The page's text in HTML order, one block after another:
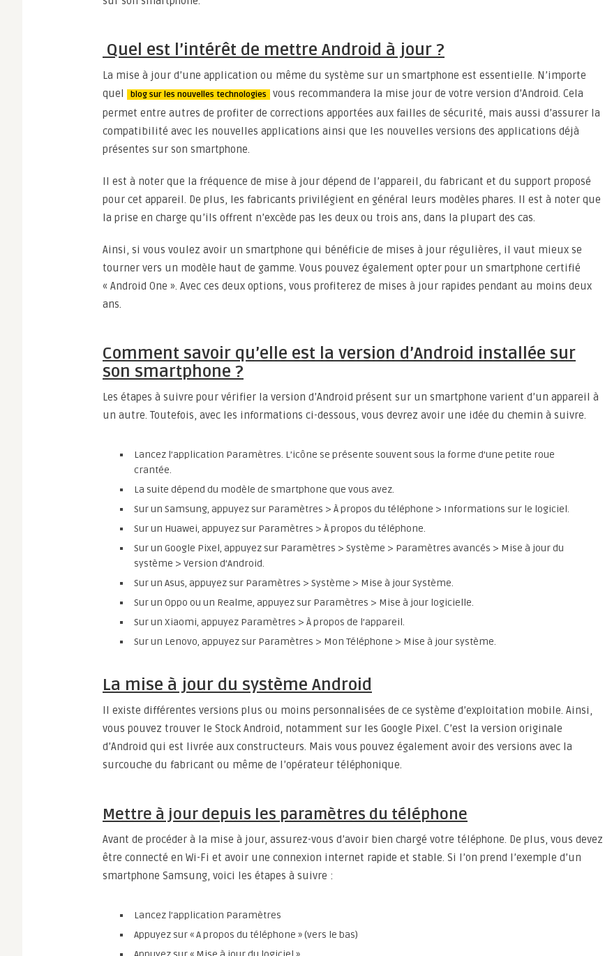
Quel est l’intérêt de mettre Android à jour ?
La mise à jour d’une application ou même du système sur un smartphone est essentielle. N’importe
quel
blog sur les nouvelles technologies
vous recommandera la mise jour de votre version d’Android. Cela
permet entre autres de profiter de corrections apportées aux failles de sécurité, mais aussi d’assurer la
compatibilité avec les nouvelles applications ainsi que les nouvelles versions des applications déjà
présentes sur son smartphone.
Il est à noter que la fréquence de mise à jour dépend de l’appareil, du fabricant et du support proposé
pour cet appareil. De plus, les fabricants privilégient en général leurs modèles phares. Il est à noter que
la prise en charge qu’ils offrent n’excède pas les deux ou trois ans, dans la plupart des cas.
Ainsi, si vous voulez avoir un smartphone qui bénéficie de mises à jour régulières, il vaut mieux se
tourner vers un modèle haut de gamme. Vous pouvez également opter pour un smartphone certifié
« Android One ». Avec ces deux options, vous profiterez de mises à jour rapides pendant au moins deux
ans.
Comment savoir qu’elle est la version d’Android installée sur
son smartphone ?
Les étapes à suivre pour vérifier la version d’Android présent sur un smartphone varient d’un appareil à
un autre. Toutefois, avec les informations ci-dessous, vous devrez avoir une idée du chemin à suivre.
Lancez l’application Paramètres. L’icône se présente souvent sous la forme d’une petite roue
crantée.
La suite dépend du modèle de smartphone que vous avez.
Sur un Samsung, appuyez sur Paramètres > À propos du téléphone > Informations sur le logiciel.
Sur un Huawei, appuyez sur Paramètres > À propos du téléphone.
Sur un Google Pixel, appuyez sur Paramètres > Système > Paramètres avancés > Mise à jour du
système > Version d’Android.
Sur un Asus, appuyez sur Paramètres > Système > Mise à jour Système.
Sur un Oppo ou un Realme, appuyez sur Paramètres > Mise à jour logicielle.
Sur un Xiaomi, appuyez Paramètres > À propos de l’appareil.
Sur un Lenovo, appuyez sur Paramètres > Mon Téléphone > Mise à jour système.
La mise à jour du système Android
Il existe différentes versions plus ou moins personnalisées de ce système d’exploitation mobile. Ainsi,
vous pouvez trouver le Stock Android, notamment sur les Google Pixel. C’est la version originale
d’Android qui est livrée aux constructeurs. Mais vous pouvez également avoir des versions avec la
surcouche du fabricant ou même de l’opérateur téléphonique.
Mettre à jour depuis les paramètres du téléphone
Avant de procéder à la mise à jour, assurez-vous d’avoir bien chargé votre téléphone. De plus, vous devez
être connecté en Wi-Fi et avoir une connexion internet rapide et stable. Si l’on prend l’exemple d’un
smartphone Samsung, voici les étapes à suivre :
Lancez l’application Paramètres
Appuyez sur « A propos du téléphone » (vers le bas)